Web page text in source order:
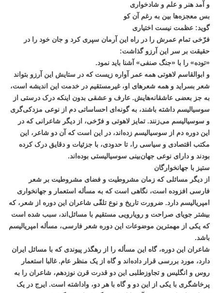
و آمد هنر و علم و شادخواری
بس معجزه‌ها بین به رغم آن کو
گوید: عظمت نیست اختیاری
فرّخی تمام عمرش را در راه این آرمان سپری کرد و جان خود را در
حقیقت بر سر این آرزو گذاشت:
«توده» را با «جنگ صنفی» آشنا باید نمود.
و ابوالقاسم لاهوتی همه عمر آواره زیست که در ستایش این آرزو بتواند
شعر بسراید و همه شعرهای او، غیرمستقیم در خدمت این اندیشه است،
به جز بعضی عاشقانه‌هایش. عارف و عشقی بدون اینکه درک درستی از
سوسیالیسم داشته باشند، به گونه‌ای احساساتی دم از نوعی مزدکی‌گری
و سوسیالیسم می‌زنند. تمایز لاهوتی و فرّخی، از دیگر شاعرانی که در
این دوره دم از سوسیالیسم زده‌اند، در این است که آن دو شاعر، این
مکتب اقتصادی و سیاسی را، تا حدودی، با جزئیات و دقایق درک کرده
بودند و دارای نوعی جهان‌بینی سوسیالیستی بوده‌اند.
ستیز با جهانخوارگان
از دیگر مسائلی که زمان مشروطیت و فضای مشروطیت بر شعر
فارسی افزوده است، نگاهی است که به مسأله استعمار و جهانخواری
امپریالیسم دارد. ضرورت تاریخ و نوع تلقّی شاعران این دوره از شعر، که
بیشتر جویای صراحت و رویارویی مستقیم با مسائل‌اند، سبب شده است
که یکی از مهمترین موضوعات این دوره شعر فارسی، مسأله امپریالیسم
باشد.
شاعران این دوره، گاه این مسأله را از رهگذر پیوندی که با مسائل ایران
دارد، مورد بررسی قرار داده‌اند و گاه از یک منظر عام. غالبا استعمار
روس و انگلیس و تجاوزطلبی این دو قدرت قرن نوزدهم، شاعران را به
پرخاشگری با یکی از این دو و گاه با هر دو، واداشته است. ایرج در یک